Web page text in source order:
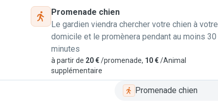
new puppies. I have
me to make a
Promenade chien
Le gardien viendra chercher votre chien à votre
domicile et le promènera pendant au moins 30
minutes
à partir de 20 €/promenade, 10 €/Animal
supplémentaire
Promenade chien